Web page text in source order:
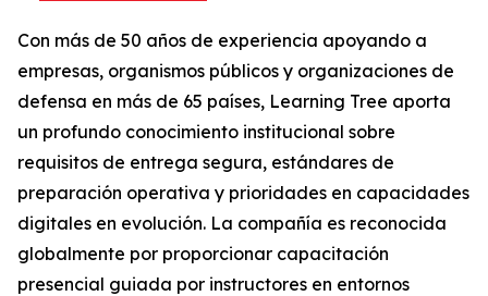
Con más de 50 años de experiencia apoyando a
empresas, organismos públicos y organizaciones de
defensa en más de 65 países, Learning Tree aporta
un profundo conocimiento institucional sobre
requisitos de entrega segura, estándares de
preparación operativa y prioridades en capacidades
digitales en evolución. La compañía es reconocida
globalmente por proporcionar capacitación
presencial guiada por instructores en entornos